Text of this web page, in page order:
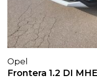
Opel
Frontera 1.2 DI